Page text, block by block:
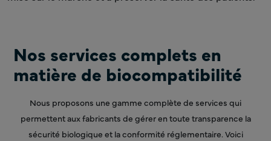
Nos services complets en
matière de biocompatibilité
Nous proposons une gamme complète de services qui
permettent aux fabricants de gérer en toute transparence la
sécurité biologique et la conformité réglementaire. Voici